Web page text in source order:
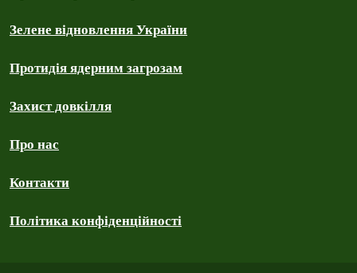
Зелене відновлення України
Протидія ядерним загрозам
Захист довкілля
Про нас
Контакти
Політика конфіденційності